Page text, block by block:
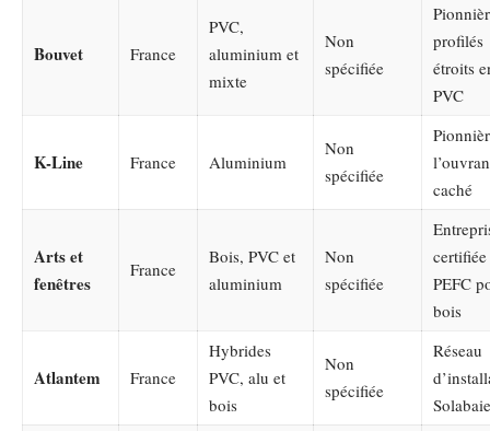
Bouvet France
PVC,
aluminium et
mixte
Non
spécifiée
profilés
étroits
PVC
K-Line France Aluminium
Non
spécifiée
caché
Arts et
fenêtres
France
Bois, PVC et
aluminium
Non
spécifiée
certifiée
PEFC
bois
Atlantem France
Hybrides
PVC, alu et
bois
Non
spécifiée
Réseau
Solabaie